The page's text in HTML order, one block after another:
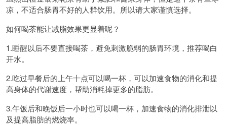
凉，不适合肠胃不好的人群饮用。所以请大家谨慎选择。
如何喝茶能让减脂效果更显着呢？
1.睡醒以后不要直接喝茶，避免刺激脆弱的肠胃环境，推荐喝白
开水。
2.吃过早餐后的上午十点可以喝一杯，可以加速食物的消化和提
高身体的代谢速度，帮助消耗掉更多的脂肪。
3.午饭后和晚饭后一小时也可以喝一杯，加速食物的消化排泄以
及提高脂肪的燃烧率。